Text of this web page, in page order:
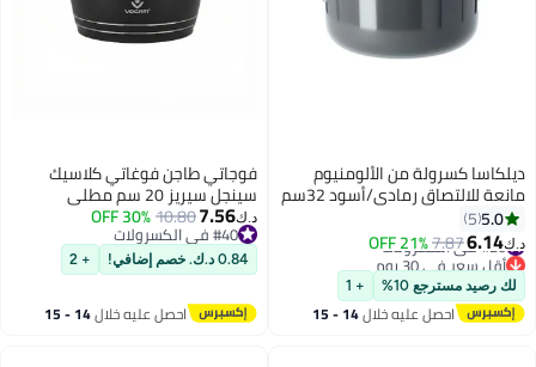
ديلكاسا كسرولة من الألومنيوم
مانعة للالتصاق رمادي/أسود 32سم
5.0
5
د.ك‏6.14
7.87
21% OFF #20 في الكسرولات
أقل سعر في 30 يوم
#20 في الكسرولات
لك رصيد مسترجع 10% + 1
احصل عليه خلال 14 - 15
فوجاتي طاجن فوغاتي كلاسيك
سينجل سيريز 20 سم مطلي
بالتيتانيوم والجرانيت غير لاصق مع
غطاء زجاجي - أواني طهي - قدر -
(خالي 100% من حمض
البيرفلوروكتانويك) (2.9 لتر)
د.ك‏7.56
10.80
30% OFF
#40 في الكسرولات
#40 في الكسرولات
0.84 د.ك. خصم إضافي! + 2
احصل عليه خلال 14 - 15